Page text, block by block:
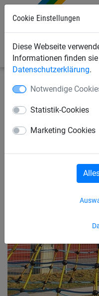
Cookie Einstellungen
Diese Webseite
Informationen finden
Datenschutzerklärung.
Notwendige
Statistik-Cookies
Marketing Cookies
Seilspielgeräte
Seilnetz-